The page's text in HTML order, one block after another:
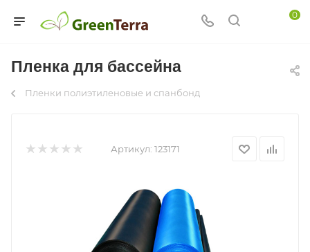
0
Пленка для бассейна
Пленки полиэтиленовые и спанбонд
Артикул: 123171